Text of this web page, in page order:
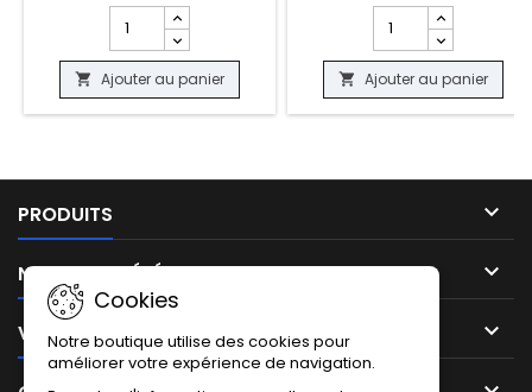
Champ quantité du produit TRADING CARDS BOITE
 Ajouter au panier
Champ quantité du
 Ajouter au panier
PRODUITS 
NOTRE SOCIÉTÉ 
VOTRE COMPTE 
Cookies
Notre boutique utilise des cookies pour
améliorer votre expérience de navigation.